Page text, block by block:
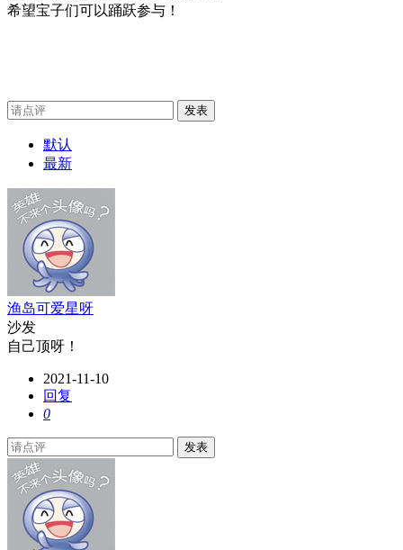
希望宝子们可以踊跃参与！
发表
默认
最新
渔岛可爱星呀
沙发
自己顶呀！
2021-11-10
回复
0
发表